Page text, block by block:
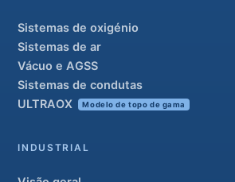
Sistemas de oxigénio
Sistemas de ar
Vácuo e AGSS
Sistemas de condutas
ULTRAOX
Modelo de topo de gama
INDUSTRIAL